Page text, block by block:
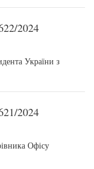
2024
України з
2024
Офісу